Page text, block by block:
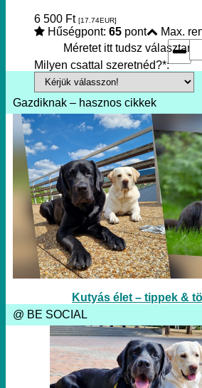
6 500 Ft [17.74EUR]
Hűségpont: 65 pont
Méretet itt tudsz
Milyen csattal szeretnéd?*:
Max.
Gazdiknak – hasznos cikkek
Kutyás élet – tippek &
@ BE SOCIAL